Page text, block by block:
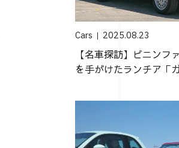
Cars 2025.08.23
【名車探訪】ピニンフ
を手がけたランチア「